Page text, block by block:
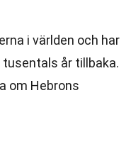
i världen och har
år tillbaka.
om Hebrons